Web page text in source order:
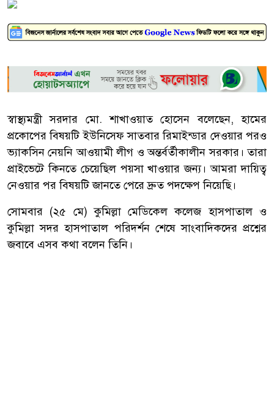
স্বাস্থ্যমন্ত্রী সরদার মো. শাখাওয়াত হোসেন বলেছেন, হামের
প্রকোপের বিষয়টি ইউনিসেফ সাতবার রিমাইন্ডার দেওয়ার পরও
ভ্যাকসিন নেয়নি আওয়ামী লীগ ও অন্তর্বর্তীকালীন সরকার। তারা
প্রাইভেটে কিনতে চেয়েছিল পয়সা খাওয়ার জন্য। আমরা দায়িত্ব
নেওয়ার পর বিষয়টি জানতে পেরে দ্রুত পদক্ষেপ নিয়েছি।
সোমবার (২৫ মে) কুমিল্লা মেডিকেল কলেজ হাসপাতাল ও
কুমিল্লা সদর হাসপাতাল পরিদর্শন শেষে সাংবাদিকদের প্রশ্নের
জবাবে এসব কথা বলেন তিনি।